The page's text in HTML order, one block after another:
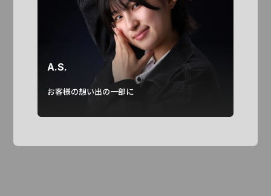
A.S.
お客様の想い出の一部に